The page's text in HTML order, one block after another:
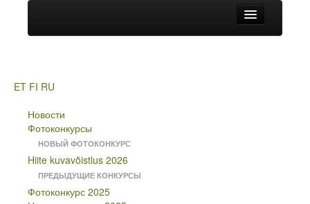
Фотоконкурсы
Hiite kuvavõistlus 2026
ПРЕДЫДУЩИЕ КОНКУРСЫ
Фотоконкурс 2025
Не учитываются 2025
Видео 2025
Фотоконкурс 2024
ET FI RU
Новости
Фотоконкурсы
НОВЫЙ ФОТОКОНКУРС
Hiite kuvavõistlus 2026
ПРЕДЫДУЩИЕ КОНКУРСЫ
Фотоконкурс 2025